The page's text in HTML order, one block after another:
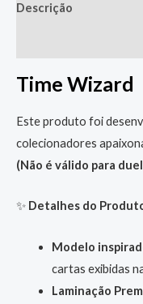
Descrição
Time Wizard
Este produto foi
colecionadores
(Não é válido para
✨ Detalhes do
Modelo
cartas exibidas
Laminação